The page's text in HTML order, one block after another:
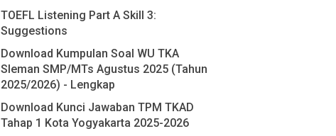
TOEFL Listening Part A Skill 3:
Suggestions
Download Kumpulan Soal WU TKA
Sleman SMP/MTs Agustus 2025 (Tahun
2025/2026) - Lengkap
Download Kunci Jawaban TPM TKAD
Tahap 1 Kota Yogyakarta 2025-2026